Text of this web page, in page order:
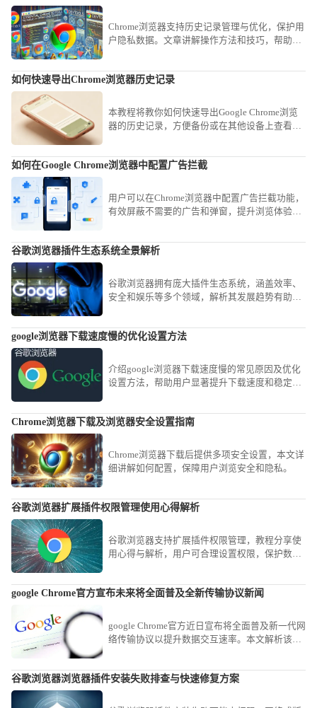
Chrome浏览器支持历史记录管理与优化，保护用
户隐私数据。文章讲解操作方法和技巧，帮助用
如何快速导出Chrome浏览器历史记录
本教程将教你如何快速导出Google Chrome浏览
器的历史记录，方便备份或在其他设备上查看浏
如何在Google Chrome浏览器中配置广告拦截
用户可以在Chrome浏览器中配置广告拦截功能，
有效屏蔽不需要的广告和弹窗，提升浏览体验并
谷歌浏览器插件生态系统全景解析
谷歌浏览器拥有庞大插件生态系统，涵盖效率、
安全和娱乐等多个领域，解析其发展趋势有助于
google浏览器下载速度慢的优化设置方法
介绍google浏览器下载速度慢的常见原因及优化
设置方法，帮助用户显著提升下载速度和稳定
Chrome浏览器下载及浏览器安全设置指南
Chrome浏览器下载后提供多项安全设置，本文详
细讲解如何配置，保障用户浏览安全和隐私。
谷歌浏览器扩展插件权限管理使用心得解析
谷歌浏览器支持扩展插件权限管理，教程分享使
用心得与解析，用户可合理设置权限，保护数据
google Chrome官方宣布未来将全面普及全新传输协议新闻
google Chrome官方近日宣布将全面普及新一代网
络传输协议以提升数据交互速率。本文解析该新
谷歌浏览器浏览器插件安装失败排查与快速修复方案